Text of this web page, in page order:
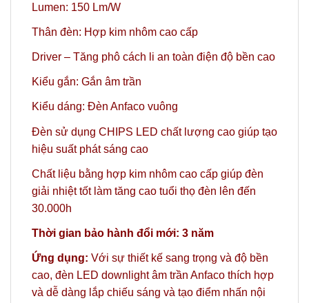
Lumen: 150 Lm/W
Thân đèn: Hợp kim nhôm cao cấp
Driver – Tăng phô cách li an toàn điện độ bền cao
Kiểu gắn: Gắn âm trần
Kiểu dáng: Đèn Anfaco vuông
Đèn sử dụng CHIPS LED chất lượng cao giúp tạo
hiệu suất phát sáng cao
Chất liệu bằng hợp kim nhôm cao cấp giúp đèn
giải nhiệt tốt làm tăng cao tuổi thọ đèn lên đến
30.000h
Thời gian bảo hành đổi mới: 3 năm
Ứng dụng: Với sự thiết kế sang trọng và độ bền
cao, đèn LED downlight âm trần Anfaco thích hợp
và dễ dàng lắp chiếu sáng và tạo điểm nhấn nội